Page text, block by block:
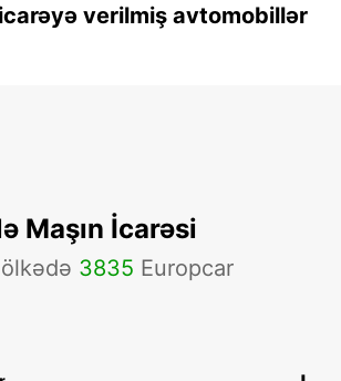
icarəyə verilmiş avtomobillər
Maşın İcarəsi
3835 Europcar